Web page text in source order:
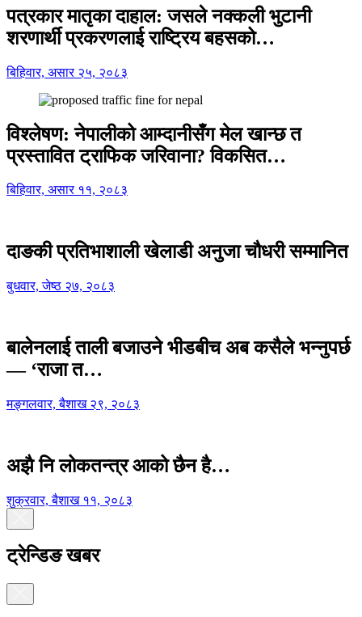
पत्रकार मातृका दाहाल: जसले नक्कली भुटानी
शरणार्थी प्रकरणलाई राष्ट्रिय बहसको…
बिहिवार, असार २५, २०८३
विश्लेषण: नेपालीको आम्दानीसँग मेल खान्छ त
प्रस्तावित ट्राफिक जरिवाना? विकसित…
बिहिवार, असार ११, २०८३
दाङकी प्रतिभाशाली खेलाडी अनुजा चौधरी सम्मानित
बुधवार, जेष्ठ २७, २०८३
बालेनलाई ताली बजाउने भीडबीच अब कसैले भन्नुपर्छ
— ‘राजा त…
मङ्गलवार, बैशाख २९, २०८३
अझै नि लोकतन्त्र आको छैन है…
शुक्रवार, बैशाख ११, २०८३
ट्रेन्डिङ खबर